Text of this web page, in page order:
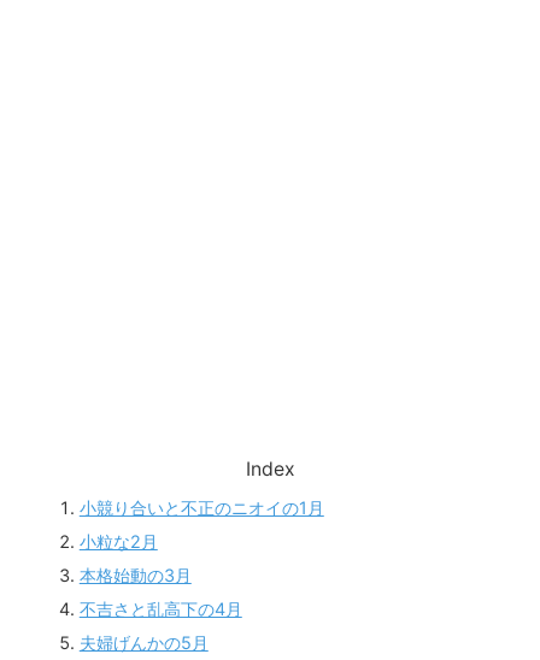
Index
小競り合いと不正のニオイの1月
小粒な2月
本格始動の3月
不吉さと乱高下の4月
夫婦げんかの5月